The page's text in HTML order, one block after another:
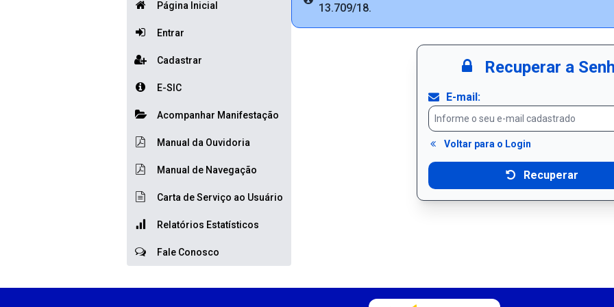
Página Inicial
Entrar
Cadastrar
E-SIC
Acompanhar Manifestação
Manual da Ouvidoria
Manual de Navegação
Carta de Serviço ao Usuário
Relatórios Estatísticos
Fale Conosco
Info13.709/18.
Recuperar a
E-mail:
Voltar para o Login
Recuperar